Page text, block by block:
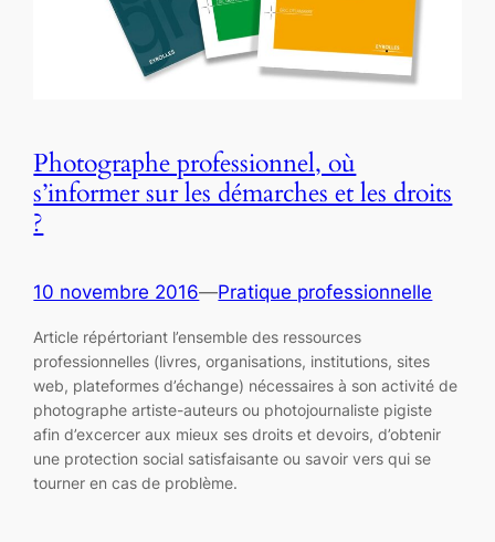
Photographe professionnel, où
s’informer sur les démarches et les droits
?
10 novembre 2016—Pratique professionnelle
Article répértoriant l’ensemble des ressources
professionnelles (livres, organisations, institutions, sites
web, plateformes d’échange) nécessaires à son activité de
photographe artiste-auteurs ou photojournaliste pigiste
afin d’excercer aux mieux ses droits et devoirs, d’obtenir
une protection social satisfaisante ou savoir vers qui se
tourner en cas de problème.